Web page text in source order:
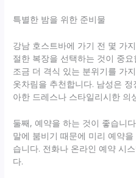
특별한 밤을 위한 준비물
강남 호스트바에 가기 전 몇 가
절한 복장을 선택하는 것이 중
조금 더 격식 있는 분위기를 가
옷차림을 추천합니다. 남성은
아한 드레스나 스타일리시한 의
둘째, 예약을 하는 것이 좋습니
말에 붐비기 때문에 미리 예약
습니다. 전화나 온라인 예약 시
다.